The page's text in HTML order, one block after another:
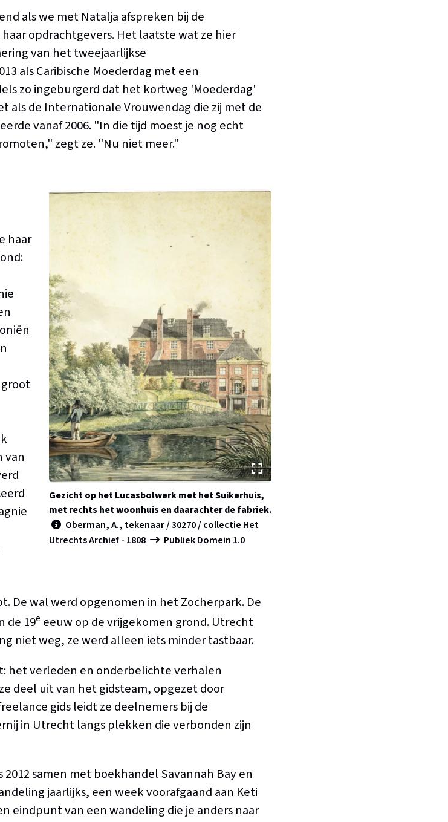
als we met Natalja afspreken bij de
opdrachtgevers. Het laatste wat ze hier
van het tweejaarlijkse
als Caribische Moederdag met een
zo ingeburgerd dat het kortweg 'Moederdag'
als de Internationale Vrouwendag die zij met de
vanaf 2006. "In die tijd moest je nog echt
zegt ze. "Nu niet meer."
haar
van
Gezicht op het Lucasbolwerk met het Suikerhuis,
met rechts het woonhuis en daarachter de fabriek.
Oberman, A., tekenaar / 30270 / collectie Het
Utrechts Archief - 1808
Publiek Domein 1.0
De wal werd opgenomen in het Zocherpark. De
de 19e eeuw op de vrijgekomen grond. Utrecht
niet weg, ze werd alleen iets minder tastbaar.
het verleden en onderbelichte verhalen
deel uit van het gidsteam, opgezet door
gids leidt ze deelnemers bij de
in Utrecht langs plekken die verbonden zijn
samen met boekhandel Savannah Bay en
jaarlijks, een week voorafgaand aan Keti
eindpunt van een wandeling die je anders naar